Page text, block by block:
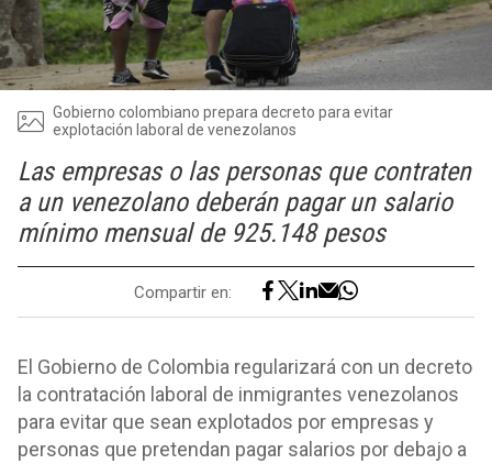
Gobierno colombiano prepara decreto para evitar
explotación laboral de venezolanos
Las empresas o las personas que contraten
a un venezolano deberán pagar un salario
mínimo mensual de 925.148 pesos
Compartir en:
El Gobierno de Colombia regularizará con un decreto
la contratación laboral de inmigrantes venezolanos
para evitar que sean explotados por empresas y
personas que pretendan pagar salarios por debajo a